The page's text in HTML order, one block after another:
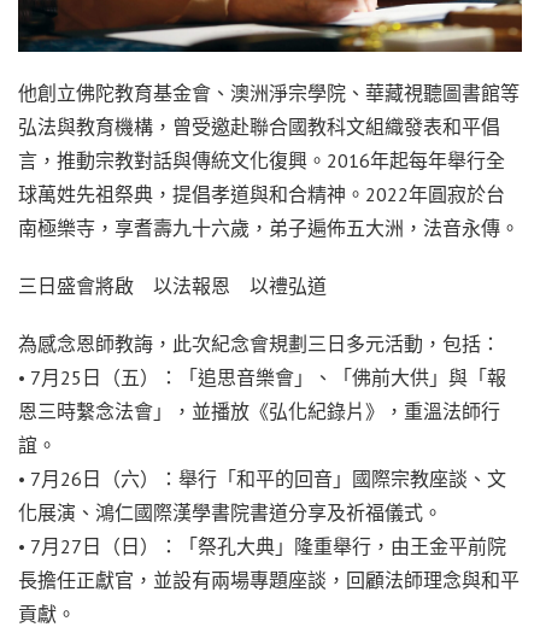
他創立佛陀教育基金會、澳洲淨宗學院、華藏視聽圖書館等
弘法與教育機構，曾受邀赴聯合國教科文組織發表和平倡
言，推動宗教對話與傳統文化復興。2016年起每年舉行全
球萬姓先祖祭典，提倡孝道與和合精神。2022年圓寂於台
南極樂寺，享耆壽九十六歲，弟子遍佈五大洲，法音永傳。
三日盛會將啟 以法報恩 以禮弘道
為感念恩師教誨，此次紀念會規劃三日多元活動，包括：
• 7月25日（五）：「追思音樂會」、「佛前大供」與「報
恩三時繫念法會」，並播放《弘化紀錄片》，重溫法師行
誼。
• 7月26日（六）：舉行「和平的回音」國際宗教座談、文
化展演、鴻仁國際漢學書院書道分享及祈福儀式。
• 7月27日（日）：「祭孔大典」隆重舉行，由王金平前院
長擔任正獻官，並設有兩場專題座談，回顧法師理念與和平
貢獻。